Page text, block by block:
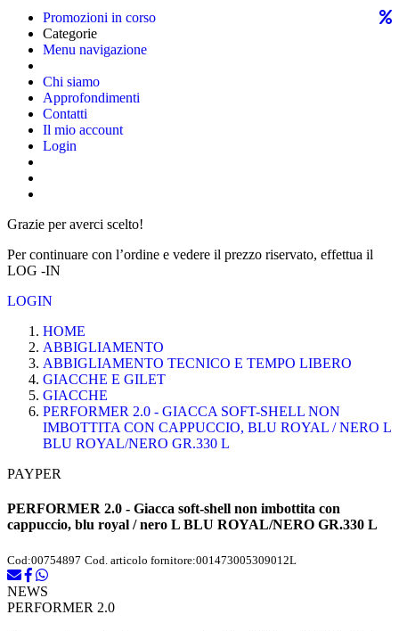
Promozioni in corso
Categorie
Menu navigazione
Chi siamo
Approfondimenti
Contatti
Il mio account
Login
Grazie per averci scelto!
Per continuare con l’ordine e vedere il prezzo riservato, effettua il
LOG -IN
LOGIN
HOME
ABBIGLIAMENTO
ABBIGLIAMENTO TECNICO E TEMPO LIBERO
GIACCHE E GILET
GIACCHE
PERFORMER 2.0 - GIACCA SOFT-SHELL NON
IMBOTTITA CON CAPPUCCIO, BLU ROYAL / NERO L
BLU ROYAL/NERO GR.330 L
PAYPER
PERFORMER 2.0 - Giacca soft-shell non imbottita con
cappuccio, blu royal / nero L BLU ROYAL/NERO GR.330 L
Cod:00754897 Cod. articolo fornitore:001473005309012L
NEWS
PERFORMER 2.0